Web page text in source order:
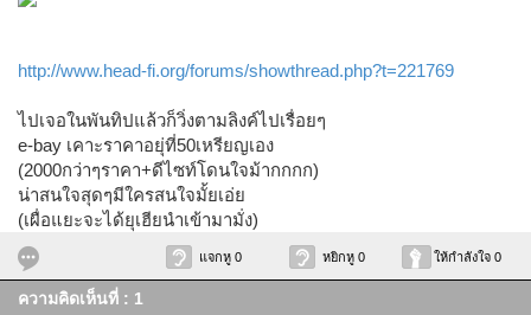
http://www.head-fi.org/forums/showthread.php?t=221769
ไปเจอในพันทิปแล้วก็วิ่งตามลิงค์ไปเรื่อยๆ
e-bay เคาะราคาอยุ่ที่50เหรียญเอง
(2000กว่าๆราคา+ดีไซท์โดนใจม้ากกกก)
น่าสนใจสุดๆมีใครสนใจมั้ยเอ่ย
(เผื่อแยะจะได้ยุเฮียนำเข้ามามั่ง)
แจกหู 0 หยิกหู 0 ให้กำลังใจ 0
ความคิดเห็นที่ : 1